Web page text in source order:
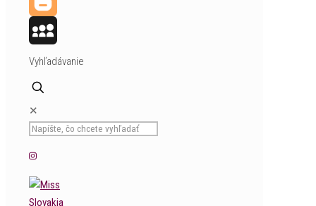
Blogger
MySpace
Vyhľadávanie
✕